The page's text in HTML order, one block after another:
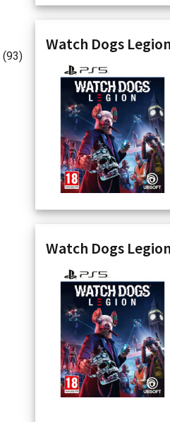
(93)
Watch Dogs
Watch Dogs